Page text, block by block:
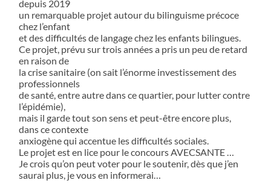
depuis 2019
un remarquable projet autour du bilinguisme précoce
chez l’enfant
et des difficultés de langage chez les enfants bilingues.
Ce projet, prévu sur trois années a pris un peu de retard
en raison de
la crise sanitaire (on sait l’énorme investissement des
professionnels
de santé, entre autre dans ce quartier, pour lutter contre
l’épidémie),
mais il garde tout son sens et peut-être encore plus,
dans ce contexte
anxiogène qui accentue les difficultés sociales.
Le projet est en lice pour le concours AVECSANTE …
Je crois qu’on peut voter pour le soutenir, dès que j’en
saurai plus, je vous en informerai…